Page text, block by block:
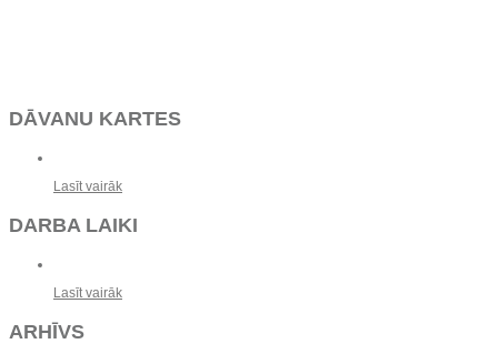
DĀVANU KARTES
Lasīt vairāk
DARBA LAIKI
Lasīt vairāk
ARHĪVS